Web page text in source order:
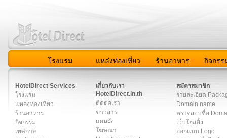
โรงแรม แหล่งท่องเที่ยว ร้านอาหาร กิจกรร
HotelDirect Services
โรงแรม
แหล่งท่องเที่ยว
ร้านอาหาร
กิจกรรม
เทศกาล
เกี่ยวกับเรา
HotelDirect.in.th
ติดต่อเรา
ข่าวสาร
แผนผัง
โฆษณา
สมัครสมาชิก
รายละเอียด
Domain name
ตรวจสอบชื่อ
เว็บโฮสติ้ง
ออกแบบ Logo